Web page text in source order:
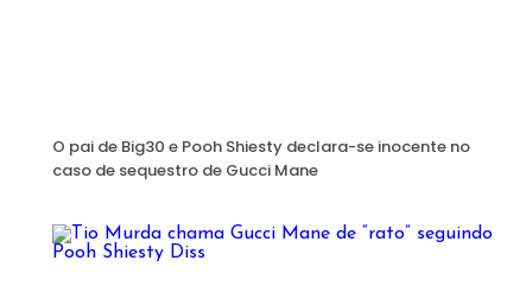
O pai de Big30 e Pooh Shiesty declara-se inocente no
caso de sequestro de Gucci Mane